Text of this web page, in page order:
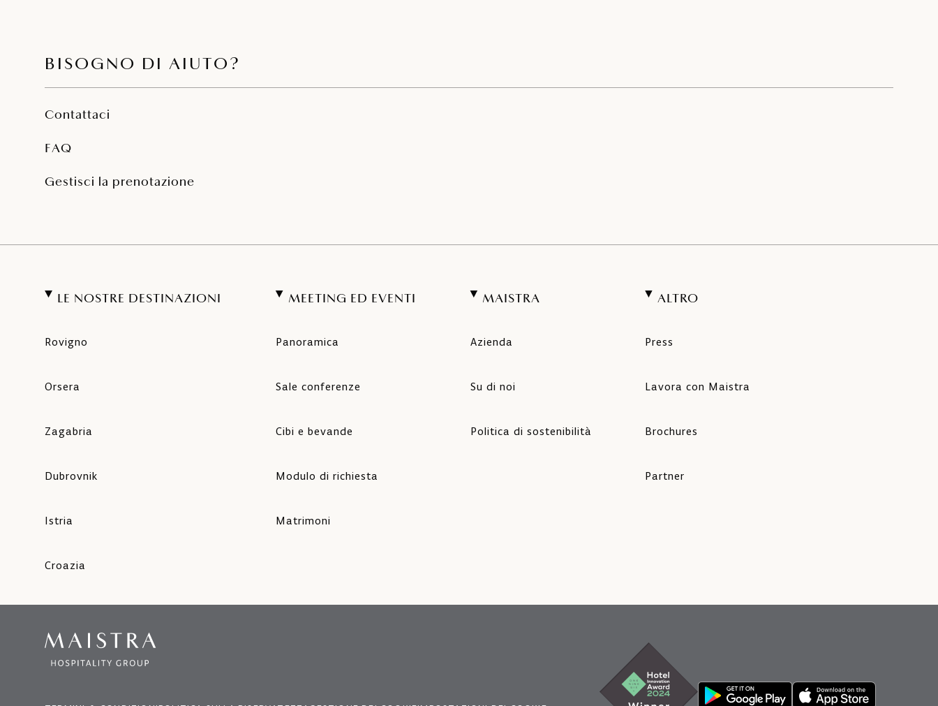
BISOGNO DI AIUTO?
Contattaci
FAQ
Gestisci la prenotazione
LE NOSTRE DESTINAZIONI
Rovigno
Orsera
Zagabria
Dubrovnik
Istria
Croazia
MEETING ED EVENTI
Panoramica
Sale conferenze
Cibi e bevande
Modulo di richiesta
Matrimoni
MAISTRA
Azienda
Su di noi
Politica di sostenibilità
ALTRO
Press
Lavora con Maistra
Brochures
Partner